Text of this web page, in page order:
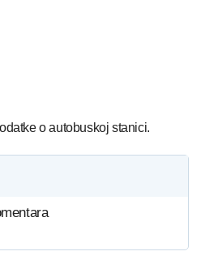
o autobuskoj stanici.